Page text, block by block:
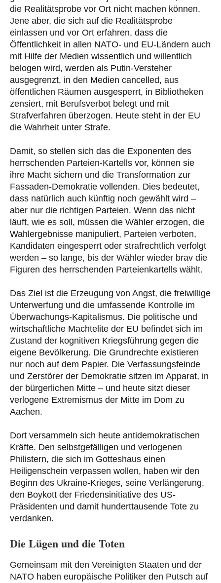
die Realitätsprobe vor Ort nicht machen können.
Jene aber, die sich auf die Realitätsprobe
einlassen und vor Ort erfahren, dass die
Öffentlichkeit in allen NATO- und EU-Ländern auch
mit Hilfe der Medien wissentlich und willentlich
belogen wird, werden als Putin-Versteher
ausgegrenzt, in den Medien cancelled, aus
öffentlichen Räumen ausgesperrt, in Bibliotheken
zensiert, mit Berufsverbot belegt und mit
Strafverfahren überzogen. Heute steht in der EU
die Wahrheit unter Strafe.
Damit, so stellen sich das die Exponenten des
herrschenden Parteien-Kartells vor, können sie
ihre Macht sichern und die Transformation zur
Fassaden-Demokratie vollenden. Dies bedeutet,
dass natürlich auch künftig noch gewählt wird –
aber nur die richtigen Parteien. Wenn das nicht
läuft, wie es soll, müssen die Wähler erzogen, die
Wahlergebnisse manipuliert, Parteien verboten,
Kandidaten eingesperrt oder strafrechtlich verfolgt
werden – so lange, bis der Wähler wieder brav die
Figuren des herrschenden Parteienkartells wählt.
Das Ziel ist die Erzeugung von Angst, die freiwillige
Unterwerfung und die umfassende Kontrolle im
Überwachungs-Kapitalismus. Die politische und
wirtschaftliche Machtelite der EU befindet sich im
Zustand der kognitiven Kriegsführung gegen die
eigene Bevölkerung. Die Grundrechte existieren
nur noch auf dem Papier. Die Verfassungsfeinde
und Zerstörer der Demokratie sitzen im Apparat, in
der bürgerlichen Mitte – und heute sitzt dieser
verlogene Extremismus der Mitte im Dom zu
Aachen.
Dort versammeln sich heute antidemokratischen
Kräfte. Den selbstgefälligen und verlogenen
Philistern, die sich im Gotteshaus einen
Heiligenschein verpassen wollen, haben wir den
Beginn des Ukraine-Krieges, seine Verlängerung,
den Boykott der Friedensinitiative des US-
Präsidenten und damit hunderttausende Tote zu
verdanken.
Die Lügen und die Toten
Gemeinsam mit den Vereinigten Staaten und der
NATO haben europäische Politiker den Putsch auf